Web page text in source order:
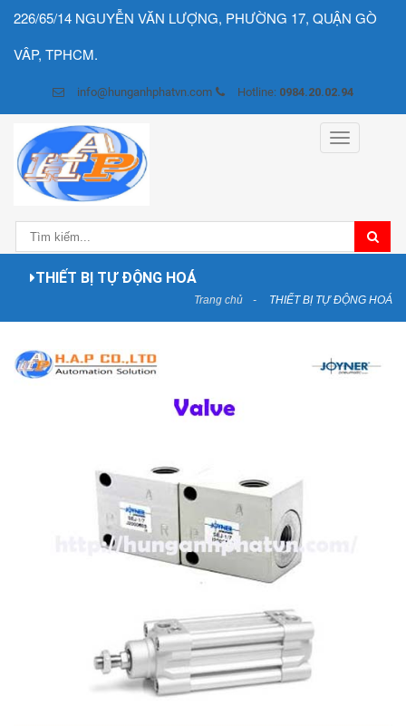
226/65/14 NGUYỄN VĂN LƯỢNG, PHƯỜNG 17, QUẬN GÒ
VÂP, TPHCM.
info@hunganhphatvn.com Hotline: 0984.20.02.94
Toggle
navigation
THIẾT BỊ TỰ ĐỘNG HOÁ
Trang chủ THIẾT BỊ TỰ ĐỘNG HOÁ